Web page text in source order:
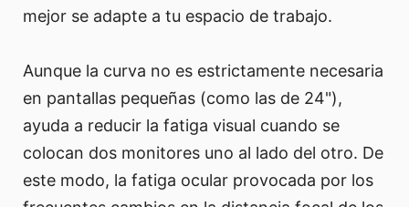
mejor se adapte a tu espacio de trabajo.
Aunque la curva no es estrictamente necesaria
en pantallas pequeñas (como las de 24"),
ayuda a reducir la fatiga visual cuando se
colocan dos monitores uno al lado del otro. De
este modo, la fatiga ocular provocada por los